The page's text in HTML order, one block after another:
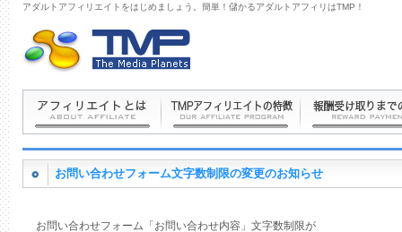
アダルトアフィリエイトをはじめましょう。簡単！儲かるアダルトアフィリはTMP！
お問い合わせフォーム文字数制限の変更のお知らせ
お問い合わせフォーム「お問い合わせ内容」文字数制限が